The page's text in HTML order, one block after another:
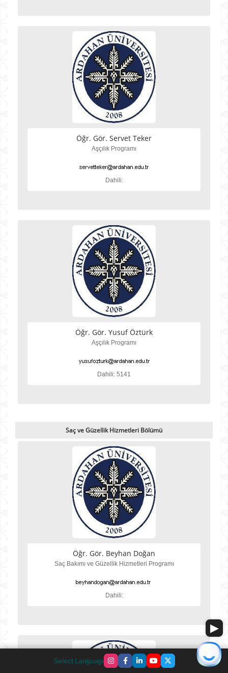
Öğr. Gör. Servet Teker
Aşçılık Programı
Dahili:
Öğr. Gör. Yusuf Öztürk
Aşçılık Programı
Dahili: 5141
Saç ve Güzellik Hizmetleri Bölümü
Öğr. Gör. Beyhan Doğan
Saç Bakımı ve Güzellik Hizmetleri Programı
Dahili:
Select Language ▼